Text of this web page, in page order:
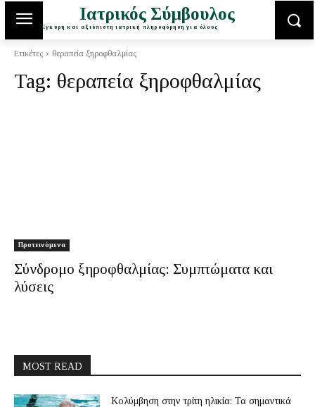
Ιατρικός Σύμβουλος
Έγκυρη και αξιόπιστη ιατρική πληροφόρηση για όλους
Ετικέτες θεραπεία ξηροφθαλμίας
Tag: θεραπεία ξηροφθαλμίας
Προτεινόμενα
Σύνδρομο ξηροφθαλμίας: Συμπτώματα και
λύσεις
MOST READ
Κολύμβηση στην τρίτη ηλικία: Τα σημαντικά